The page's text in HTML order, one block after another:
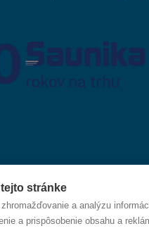
stránke
a analýzu
a prispôsobenie obsahu a
spol. s r.o. Zlatovská 1783,